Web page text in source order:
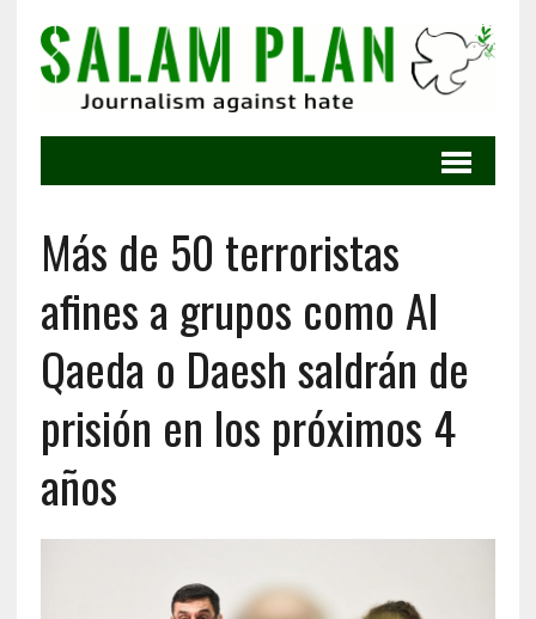
Más de 50 terroristas
afines a grupos como Al
Qaeda o Daesh saldrán de
prisión en los próximos 4
años